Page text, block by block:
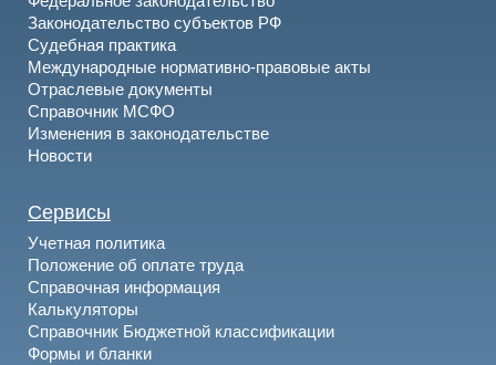
Законодательство субъектов РФ
Судебная практика
Международные нормативно-правовые акты
Отраслевые документы
Справочник МСФО
Изменения в законодательстве
Новости
Сервисы
Учетная политика
Положение об оплате труда
Справочная информация
Калькуляторы
Справочник Бюджетной классификации
Формы и бланки